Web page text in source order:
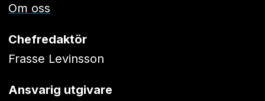
Om oss
Chefredaktör
Frasse Levinsson
Ansvarig utgivare